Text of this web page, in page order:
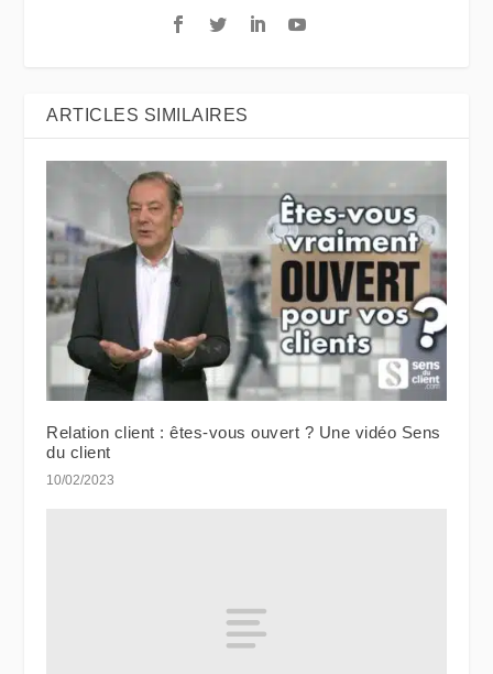
ARTICLES SIMILAIRES
Relation client : êtes-vous ouvert ? Une vidéo Sens
du client
10/02/2023